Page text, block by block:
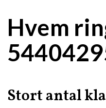
Hvem
Stort antal